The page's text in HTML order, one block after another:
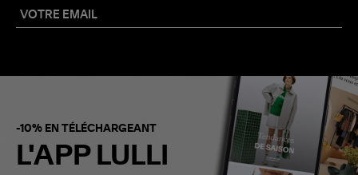
-10% EN TÉLÉCHARGEANT
L'APP LULLI